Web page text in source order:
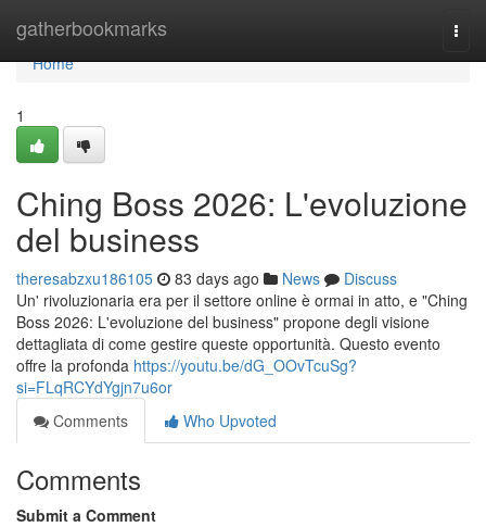
gatherbookmarks
Home
Home
1
Ching Boss 2026: L'evoluzione
del business
theresabzxu186105 83 days ago News
Discuss
Un' rivoluzionaria era per il settore online è ormai in atto, e "Ching
Boss 2026: L'evoluzione del business" propone degli visione
dettagliata di come gestire queste opportunità. Questo evento
offre la profonda https://youtu.be/dG_OOvTcuSg?
si=FLqRCYdYgjn7u6or
Comments
Who Upvoted
Comments
Submit a Comment